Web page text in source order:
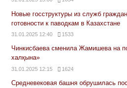
Новые госструктуры из служб
готовности к паводкам в Казахстане
31.01.2025 12:40 1533
Чинкисбаева сменила Жамишева на
халқына»
31.01.2025 12:15 1624
Средневековая башня обрушилась